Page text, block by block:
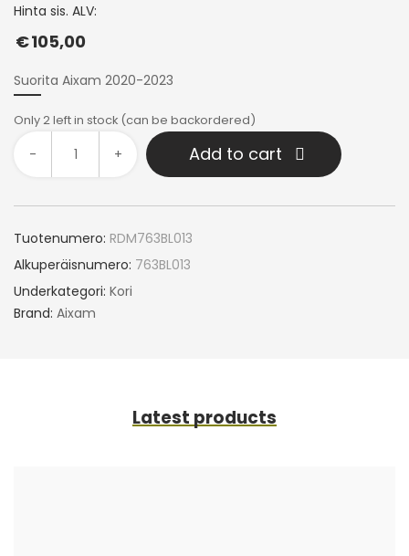
Hinta sis. ALV:
€105,00
Suorita Aixam 2020-2023
Only 2 left in stock (can be backordered)
- + Add to cart
Tuotenumero: RDM763BL013
Alkuperäisnumero: 763BL013
Underkategori: Kori
Brand: Aixam
Latest products